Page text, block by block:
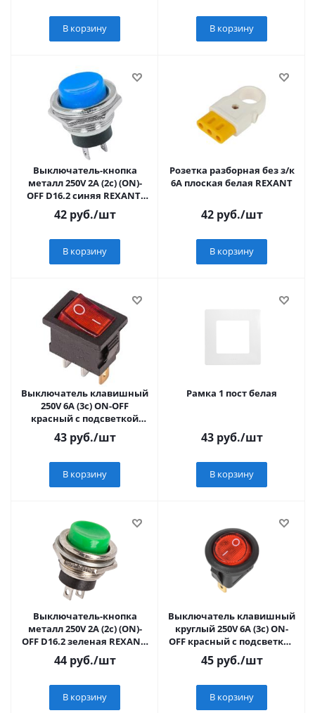
В корзину В корзину
Выключатель-кнопка
металл 250V 2А (2с) (ON)-
OFF D16.2 синяя REXANT,
36-3352
42руб./шт
В корзину
Розетка разборная без з/к
6А плоская белая REXANT
42руб./шт
В корзину
Выключатель клавишный
250V 6А (3с) ON-OFF
красный с подсветкой
Mini (10/1000)
43руб./шт
В корзину
Рамка 1 пост белая
43руб./шт
В корзину
Выключатель-кнопка
металл 250V 2А (2с) (ON)-
OFF D16.2 зеленая REXANT,
36-3353
44руб./шт
В корзину
Выключатель клавишный
круглый 250V 6А (3с) ON-
OFF красный с подсветкой
(RWB-214, SC-214, MIRS-101-
45руб./шт
В корзину